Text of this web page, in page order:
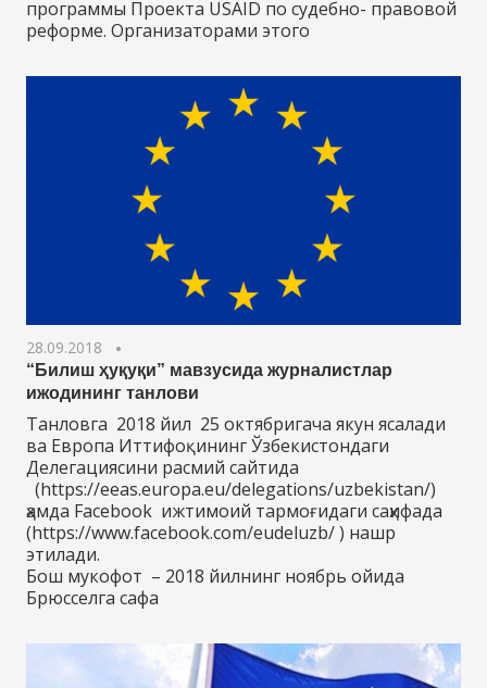
программы Проекта USAID по судебно- правовой
реформе. Организаторами этого
28.09.2018
“Билиш ҳуқуқи” мавзусида журналистлар
ижодининг танлови
Танловга 2018 йил 25 октябригача якун ясалади
ва Европа Иттифоқининг Ўзбекистондаги
Делегациясини расмий сайтида
(https://eeas.europa.eu/delegations/uzbekistan/)
ҳамда Facebook ижтимоий тармоғидаги саҳифада
(https://www.facebook.com/eudeluzb/ ) нашр
этилади.
Бош мукофот – 2018 йилнинг ноябрь ойида
Брюсселга сафа